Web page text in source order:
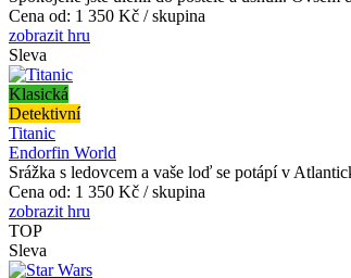
Cena od: 1 350 Kč / skupina
zobrazit hru
Sleva
Klasická
Detektivní
Titanic
Endorfin World
Srážka s ledovcem a vaše loď se potápí v
Cena od: 1 350 Kč / skupina
zobrazit hru
TOP
Sleva